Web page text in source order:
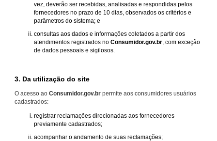
vez, deverão ser recebidas, analisadas e respondidas pelos
fornecedores no prazo de 10 dias, observados os critérios e
parâmetros do sistema; e
consultas aos dados e informações coletados a partir dos
atendimentos registrados no Consumidor.gov.br , com exceção
de dados pessoais e sigilosos.
3. Da utilização do site
O acesso ao Consumidor.gov.br permite aos consumidores usuários
cadastrados:
registrar reclamações direcionadas aos fornecedores
previamente cadastrados;
acompanhar o andamento de suas reclamações;